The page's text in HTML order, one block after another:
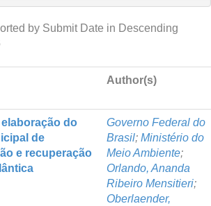
by Submit Date in Descending
Author(s)
elaboração do
de
e recuperação
Governo Federal do
Brasil; Ministério do
Meio Ambiente;
Orlando, Ananda
Ribeiro Mensitieri;
Oberlaender,